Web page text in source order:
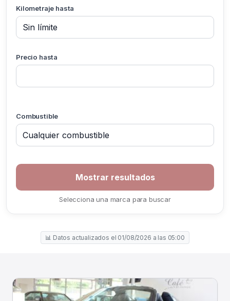
Kilometraje hasta
Precio hasta
Combustible
Selecciona una marca para buscar
📊 Datos actualizados el 01/08/2026 a las 05:00